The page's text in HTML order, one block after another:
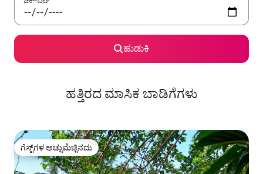
ಹುಡುಕಿ
ಹತ್ತಿರದ ಮಾಸಿಕ ಬಾಡಿಗೆಗಳು
ಗೆಸ್ಟ್‌ಗಳ ಅಚ್ಚುಮೆಚ್ಚಿನದು
ಗೆಸ್ಟ್‌ಗಳ ಅಚ್ಚುಮೆಚ್ಚಿನದು